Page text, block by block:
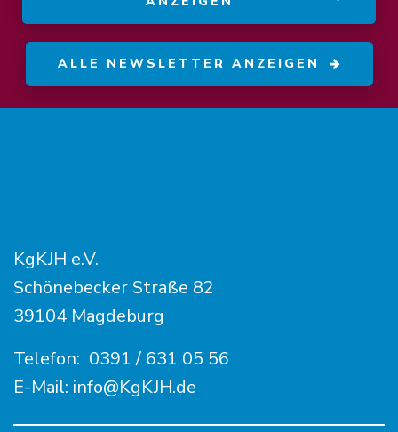
ALLE NEWSLETTER ANZEIGEN
KgKJH e.V.
Schönebecker Straße 82
39104 Magdeburg
Telefon: 0391 / 631 05 56
E-Mail: info@KgKJH.de